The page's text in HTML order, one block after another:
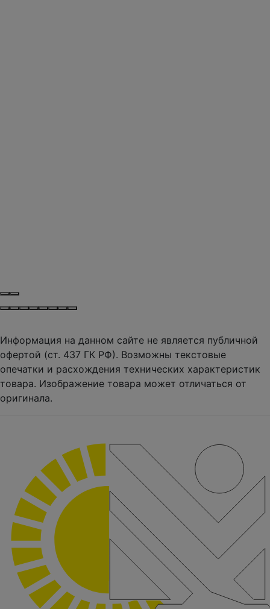
Информация на данном сайте не является публичной
офертой (ст. 437 ГК РФ). Возможны текстовые
опечатки и расхождения технических характеристик
товара. Изображение товара может отличаться от
оригинала.